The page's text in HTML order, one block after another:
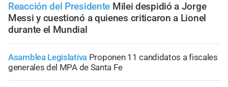
Reacción del Presidente Milei despidió a Jorge
Messi y cuestionó a quienes criticaron a Lionel
durante el Mundial
Asamblea Legislativa Proponen 11 candidatos a fiscales
generales del MPA de Santa Fe